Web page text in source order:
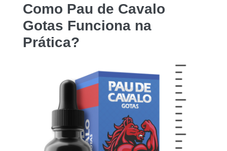
Como Pau de Cavalo
Gotas Funciona na
Prática?